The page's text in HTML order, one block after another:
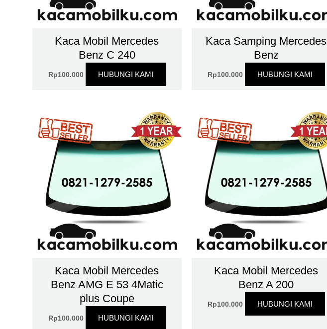
Kaca Mobil Mercedes
Benz C 240
Rp100.000 HUBUNGI KAMI
Kaca Samping Mercedes
Benz
Rp100.000 HUBUNGI KAMI
Kaca Mobil Mercedes
Benz AMG E 53 4Matic
plus Coupe
Rp100.000 HUBUNGI KAMI
Kaca Mobil Mercedes
Benz A 200
Rp100.000 HUBUNGI KAMI